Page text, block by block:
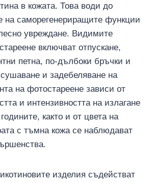
в кожата. Това води до
на саморегенериращите функции
увреждане. Видимите
включват отпускане,
петна, по-дълбоки бръчки и
и задебеляване на
на фотостареене зависи от
и интензивността на излагане
както и от цвета на
с тъмна кожа се наблюдават
изделия съдействат